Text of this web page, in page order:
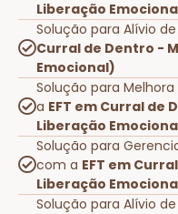
Liberação
Solução para Alívio
Curral de Dentro -
Emocional)
Solução para
a EFT em Curral de
Liberação
Solução para
com a EFT em
Liberação
Solução para Alívio